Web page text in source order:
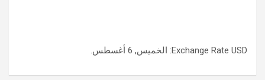
Exchange Rate USD : الخميس, 6 أغسطس.